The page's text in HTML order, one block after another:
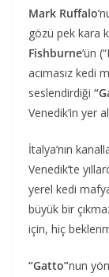
Mark Ruffalo
gözü pek kara
Fishburne’ün
acımasız kedi
seslendirdiği
Venedik’in yer
İtalya’nın
Venedik’te
yerel kedi
büyük bir
için, hiç
“Gatto”nun